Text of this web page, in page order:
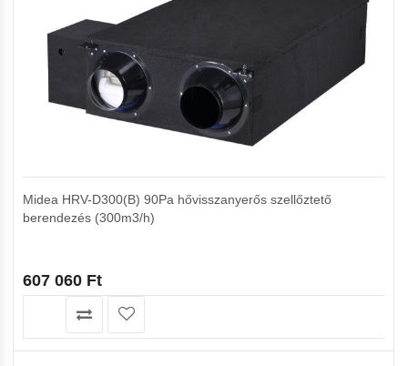
Midea HRV-D300(B) 90Pa hővisszanyerős szellőztető
berendezés (300m3/h)
607 060 Ft